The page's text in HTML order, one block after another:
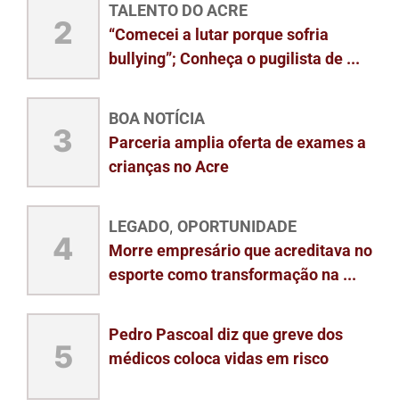
2
TALENTO DO ACRE
“Comecei a lutar porque sofria
bullying”; Conheça o pugilista de ...
3
BOA NOTÍCIA
Parceria amplia oferta de exames a
crianças no Acre
4
LEGADO, OPORTUNIDADE
Morre empresário que acreditava no
esporte como transformação na ...
5
Pedro Pascoal diz que greve dos
médicos coloca vidas em risco